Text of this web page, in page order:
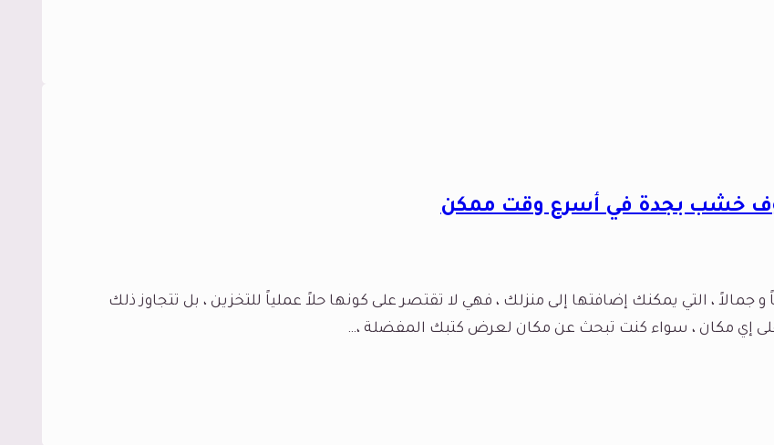
خشب بجدة في أسرع وقت ممكن
، التي يمكنك إضافتها إلى منزلك ، فهي لا تقتصر على كونها حلاً عملياً للتخزين ، بل تتجاوز ذلك
إي مكان ، سواء كنت تبحث عن مكان لعرض كتبك المفضلة ،…